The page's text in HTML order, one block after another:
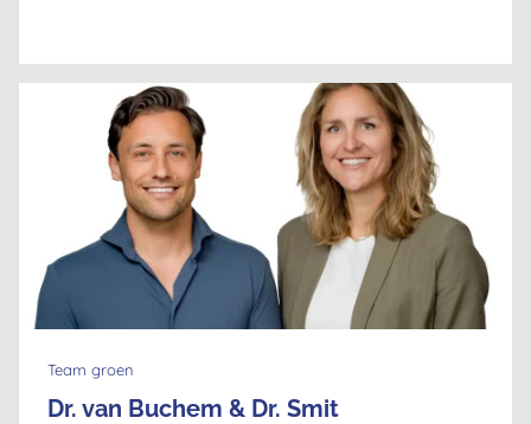
Team groen
Dr. van Buchem & Dr. Smit